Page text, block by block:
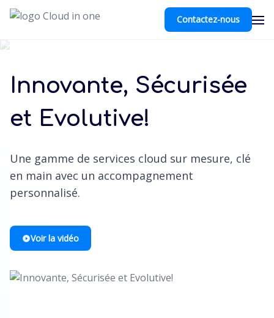
Contactez-nous
Innovante, Sécurisée
et Evolutive!
Une gamme de services cloud sur mesure, clé
en main avec un accompagnement
personnalisé.
Voir la vidéo